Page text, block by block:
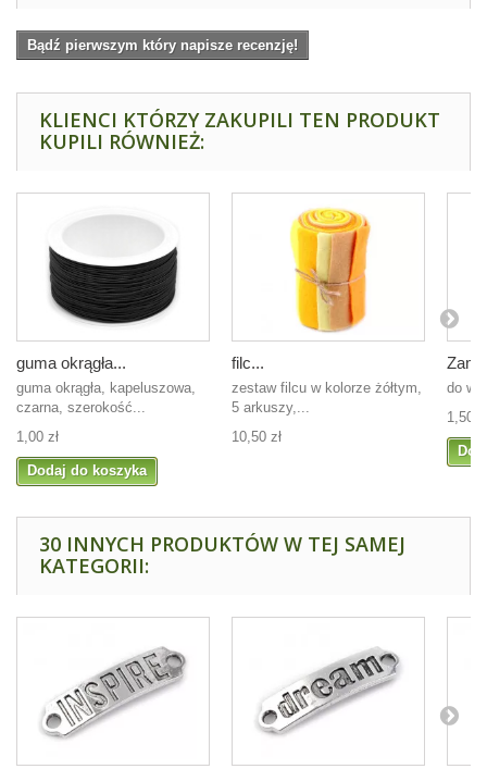
Bądź pierwszym który napisze recenzję!
KLIENCI KTÓRZY ZAKUPILI TEN PRODUKT
KUPILI RÓWNIEŻ:
guma okrągła...
guma okrągła, kapeluszowa,
czarna, szerokość...
1,00 zł
Dodaj do koszyka
filc...
zestaw filcu w kolorze żółtym,
5 arkuszy,...
10,50 zł
do
1,50
30 INNYCH PRODUKTÓW W TEJ SAMEJ
KATEGORII: